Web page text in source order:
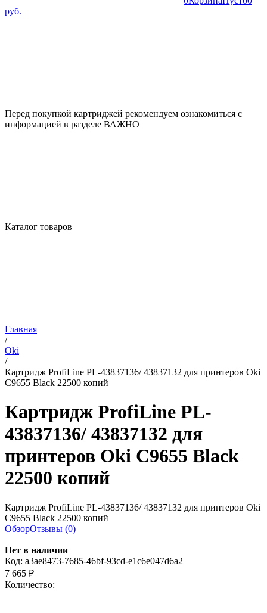
руб.
Перед покупкой картриджей рекомендуем ознакомиться с
информацией в разделе ВАЖНО
Каталог товаров
Главная
/
Oki
/
Картридж ProfiLine PL-43837136/ 43837132 для принтеров Oki
C9655 Black 22500 копий
Картридж ProfiLine PL-
43837136/ 43837132 для
принтеров Oki C9655 Black
22500 копий
Картридж ProfiLine PL-43837136/ 43837132 для принтеров Oki
C9655 Black 22500 копий
ОбзорОтзывы (0)
Нет в наличии
Код: a3ae8473-7685-46bf-93cd-e1c6e047d6a2
7 665 ₽
Количество: